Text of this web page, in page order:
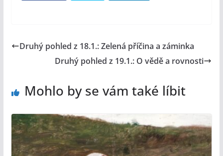
Druhý pohled z 18.1.: Zelená příčina a záminka
Druhý pohled z 19.1.: O vědě a rovnosti
Mohlo by se vám také líbit